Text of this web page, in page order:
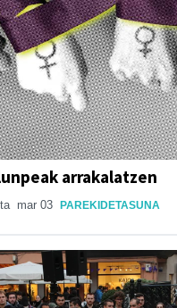
arrakalatzen
mar 03 PAREKIDETASUNA